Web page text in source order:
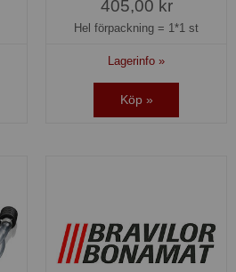
405,00 kr
Hel förpackning = 1*1 st
Lagerinfo »
Köp »